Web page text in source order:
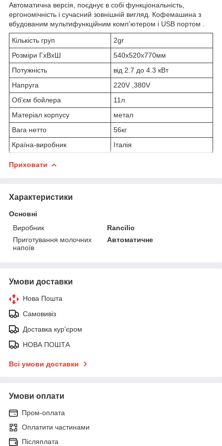
Автоматична версія, поєднує в собі функціональність,
ергономічність і сучасний зовнішній вигляд. Кофемашина з
вбудованим мультифункційним комп'ютером і USB портом .
Кількість груп
2gr
Розміри ГхВхШ
540х520х770мм
Потужність
від 2.7 до 4.3 кВт
Напруга
220V ,380V
Об'єм бойлера
11л
Матеріал корпусу
метал
Вага нетто
56кг
Країна-виробник
Італія
Приховати
Характеристики
Основні
Виробник
Rancilio
Приготування молочних
напоїв
Автоматичне
Умови доставки
Нова Пошта
Самовивіз
Доставка кур'єром
НОВА ПОШТА
Всі умови доставки
Умови оплати
Пром-оплата
Оплатити частинами
Післяплата